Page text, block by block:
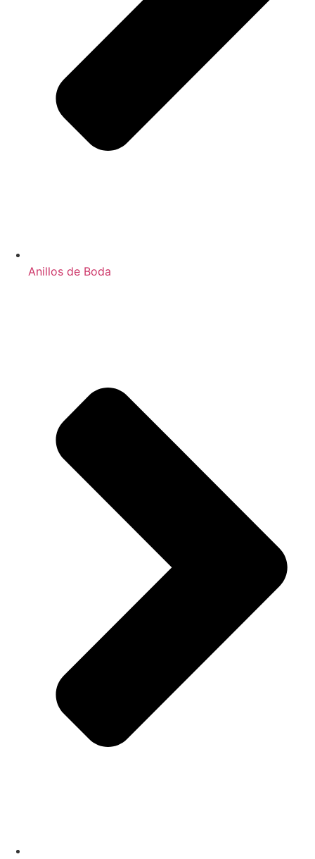
Anillos de Boda